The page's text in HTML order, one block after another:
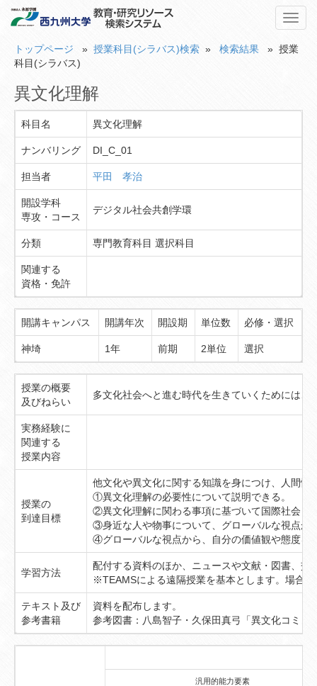
トップページ » 授業科目(シラバス)検索 » 検索結果 » 授業
科目(シラバス)
異文化理解
科目名 異文化理解
ナンバリング DI_C_01
担当者 平田 孝治
開設学科
専攻・コース
デジタル社会共創学環
分類 専門教育科目 選択科目
関連する
資格・免許
開講キャンパス 開講年次 開設期 単位数 必修・選択
神埼 1年 前期 2単位 選択
授業の概要
及びねらい
多文化社会へと進む時代を生きていくためには
実務経験に
関連する
授業内容
授業の
到達目標
他文化や異文化に関する知識を身につけ、人間
①異文化理解の必要性について説明できる。
②異文化理解に関わる事項に基づいて国際社会・
③身近な人や物事について、グローバルな視点か
④グローバルな視点から、自分の価値観や態度を
学習方法
配付する資料のほか、ニュースや文献・図書、
※TEAMSによる遠隔授業を基本とします。場合
テキスト及び
参考書籍
資料を配布します。
参考図書：八島智子・久保田真弓「異文化コミ
汎用的能力要素